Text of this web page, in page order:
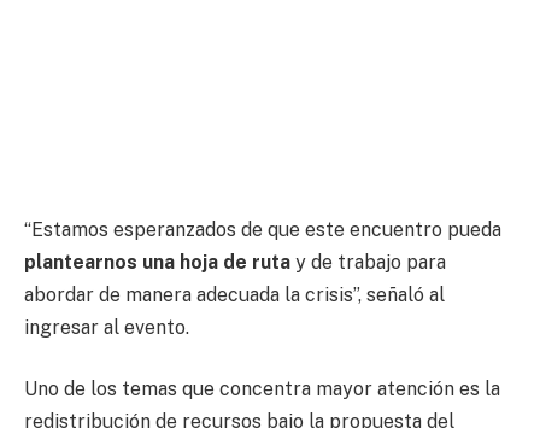
“Estamos esperanzados de que este encuentro pueda
plantearnos una hoja de ruta y de trabajo para
abordar de manera adecuada la crisis”, señaló al
ingresar al evento.
Uno de los temas que concentra mayor atención es la
redistribución de recursos bajo la propuesta del